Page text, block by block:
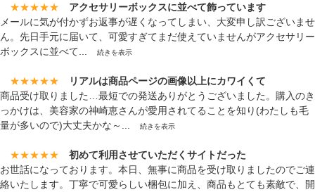
★★★★★
アクセサリーボックスに並べて飾っています
メールに気が付かずお返事が遅くなってしまい、大変申し訳ございませ
ん。先日手元に届いて、可愛すぎてまだ使えていませんがアクセサリー
ボックスに並べて...
続きを表示
★★★★★
リアルは商品ページの画像以上にカワイくて
商品受け取りました…最短での発送ありがとうございました。購入のき
っかけは、美容家の神崎恵さんが愛用されてることを知り(わたしも毛
量が多いので)大丈夫かな～...
続きを表示
★★★★★
初めて利用させていただくサイトだった
お世話になっております。本日、無事に商品を受け取りましたのでご連
絡いたします。丁寧で可愛らしい梱包に加え、商品もとても素敵で、開